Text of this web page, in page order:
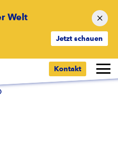
Welt
Jetzt schauen
Kontakt
Moser